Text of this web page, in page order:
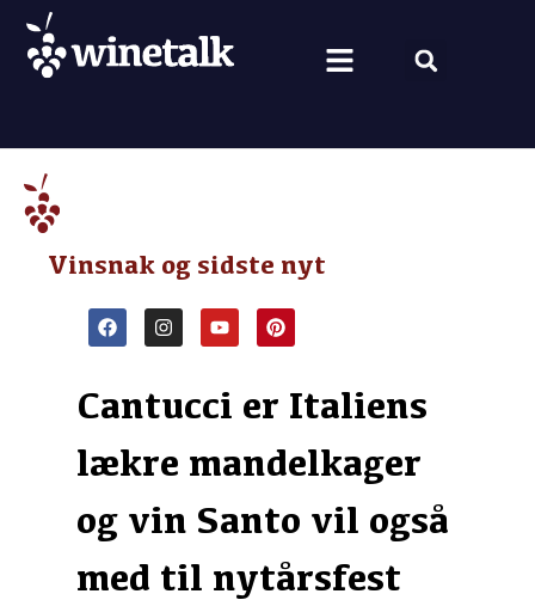
Vinsnak og sidste nyt
Cantucci er Italiens
lækre mandelkager
og vin Santo vil også
med til nytårsfest